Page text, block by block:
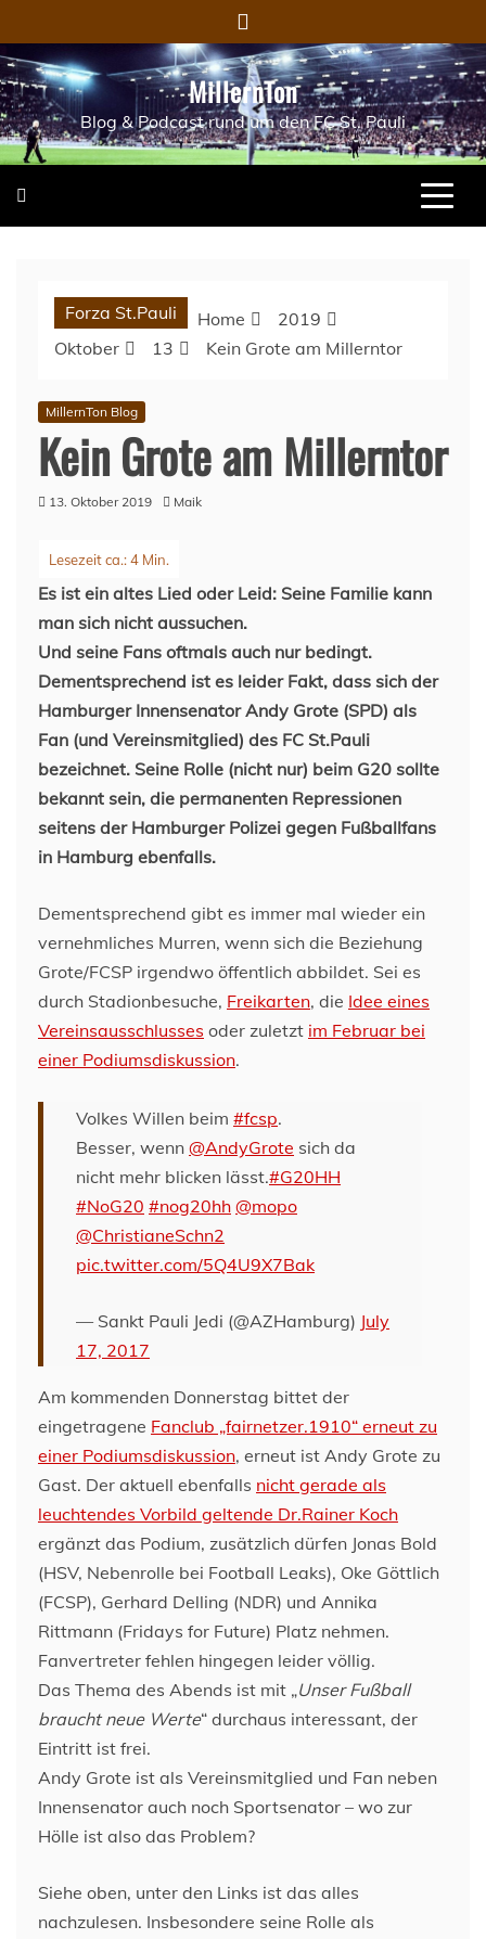
to
content
MillernTon
Blog & Podcast rund um den FC St. Pauli
Forza St.Pauli Home
2019
Oktober
13 Kein Grote am Millerntor
MillernTon Blog
Kein Grote am Millerntor
13. Oktober 2019 Maik
Es ist ein altes Lied oder Leid: Seine Familie kann
man sich nicht aussuchen.
Und seine Fans oftmals auch nur bedingt.
Dementsprechend ist es leider Fakt, dass sich der
Hamburger Innensenator Andy Grote (SPD) als
Fan (und Vereinsmitglied) des FC St.Pauli
bezeichnet. Seine Rolle (nicht nur) beim G20 sollte
bekannt sein, die permanenten Repressionen
seitens der Hamburger Polizei gegen Fußballfans
in Hamburg ebenfalls.
Dementsprechend gibt es immer mal wieder ein
vernehmliches Murren, wenn sich die Beziehung
Grote/FCSP irgendwo öffentlich abbildet. Sei es
durch Stadionbesuche, Freikarten, die Idee eines
Vereinsausschlusses oder zuletzt im Februar bei
einer Podiumsdiskussion.
Volkes Willen beim #fcsp.
Besser, wenn @AndyGrote sich da
nicht mehr blicken lässt.#G20HH
#NoG20 #nog20hh @mopo
@ChristianeSchn2
pic.twitter.com/5Q4U9X7Bak
— Sankt Pauli Jedi (@AZHamburg) July
17, 2017
Am kommenden Donnerstag bittet der
eingetragene Fanclub „fairnetzer.1910“ erneut zu
einer Podiumsdiskussion, erneut ist Andy Grote zu
Gast. Der aktuell ebenfalls nicht gerade als
leuchtendes Vorbild geltende Dr.Rainer Koch
ergänzt das Podium, zusätzlich dürfen Jonas Bold
(HSV, Nebenrolle bei Football Leaks), Oke Göttlich
(FCSP), Gerhard Delling (NDR) und Annika
Rittmann (Fridays for Future) Platz nehmen.
Fanvertreter fehlen hingegen leider völlig.
Das Thema des Abends ist mit „Unser Fußball
braucht neue Werte“ durchaus interessant, der
Eintritt ist frei.
Andy Grote ist als Vereinsmitglied und Fan neben
Innensenator auch noch Sportsenator – wo zur
Hölle ist also das Problem?
Siehe oben, unter den Links ist das alles
nachzulesen. Insbesondere seine Rolle als